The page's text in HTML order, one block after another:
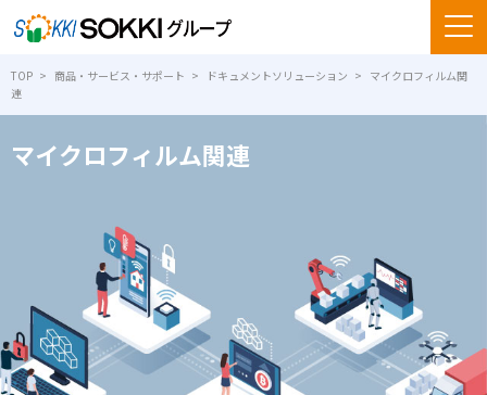
TOP 商品・サービス・サポート ドキュメントソリューション
マイクロフィルム関
連
マイクロフィルム関連